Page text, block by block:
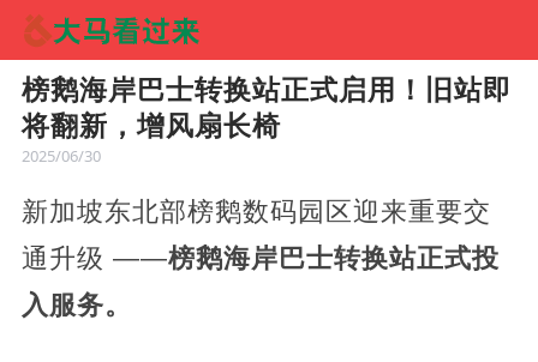
榜鹅海岸巴士转换站正式启用！旧站即
将翻新，增风扇长椅
2025/06/30
新加坡东北部榜鹅数码园区迎来重要交
通升级 ——榜鹅海岸巴士转换站正式投
入服务。